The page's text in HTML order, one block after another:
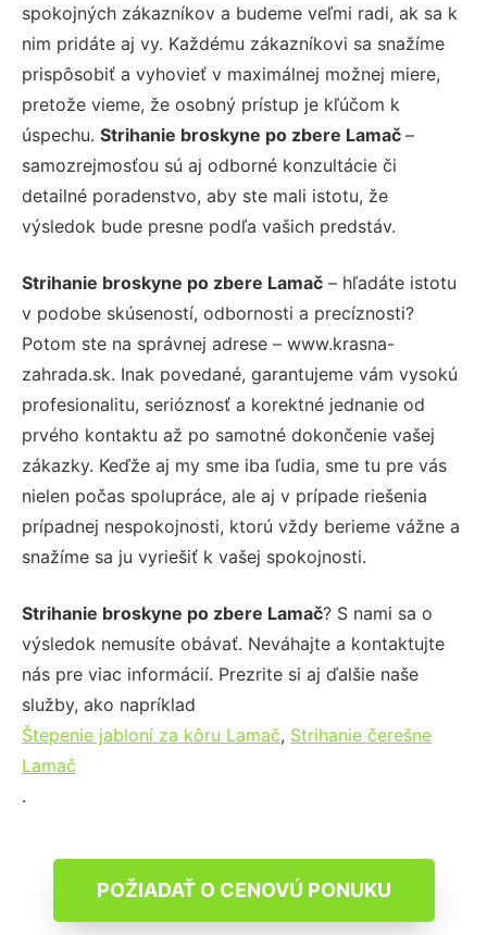
spokojných zákazníkov a budeme veľmi radi, ak sa k
nim pridáte aj vy. Každému zákazníkovi sa snažíme
prispôsobiť a vyhovieť v maximálnej možnej miere,
pretože vieme, že osobný prístup je kľúčom k
úspechu. Strihanie broskyne po zbere Lamač –
samozrejmosťou sú aj odborné konzultácie či
detailné poradenstvo, aby ste mali istotu, že
výsledok bude presne podľa vašich predstáv.
Strihanie broskyne po zbere Lamač – hľadáte istotu
v podobe skúseností, odbornosti a precíznosti?
Potom ste na správnej adrese – www.krasna-
zahrada.sk. Inak povedané, garantujeme vám vysokú
profesionalitu, serióznosť a korektné jednanie od
prvého kontaktu až po samotné dokončenie vašej
zákazky. Keďže aj my sme iba ľudia, sme tu pre vás
nielen počas spolupráce, ale aj v prípade riešenia
prípadnej nespokojnosti, ktorú vždy berieme vážne a
snažíme sa ju vyriešiť k vašej spokojnosti.
Strihanie broskyne po zbere Lamač? S nami sa o
výsledok nemusíte obávať. Neváhajte a kontaktujte
nás pre viac informácií. Prezrite si aj ďalšie naše
služby, ako napríklad
Štepenie jabloní za kôru Lamač, Strihanie čerešne
Lamač
.
POŽIADAŤ O CENOVÚ PONUKU